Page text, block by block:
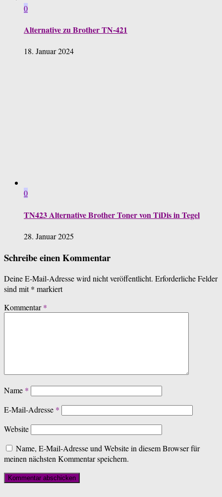
0
Alternative zu Brother TN-421
18. Januar 2024
0
TN423 Alternative Brother Toner von TiDis in Tegel
28. Januar 2025
Schreibe einen Kommentar
Deine E-Mail-Adresse wird nicht veröffentlicht. Erforderliche Felder
sind mit* markiert
Kommentar*
Name *
E-Mail-Adresse *
Website
Name, E-Mail-Adresse und Website in diesem Browser für
meinen nächsten Kommentar speichern.